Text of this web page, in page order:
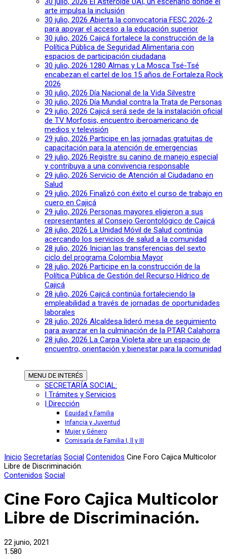
arte impulsa la inclusión
30 julio, 2026 Abierta la convocatoria FESC 2026-2
para apoyar el acceso a la educación superior
30 julio, 2026 Cajicá fortalece la construcción de la
Política Pública de Seguridad Alimentaria con
espacios de participación ciudadana
30 julio, 2026 1280 Almas y La Mosca Tsé-Tsé
encabezan el cartel de los 15 años de Fortaleza Rock
2026
30 julio, 2026 Día Nacional de la Vida Silvestre
30 julio, 2026 Día Mundial contra la Trata de Personas
29 julio, 2026 Cajicá será sede de la instalación oficial
de TV Morfosis, encuentro iberoamericano de
medios y televisión
29 julio, 2026 Participe en las jornadas gratuitas de
capacitación para la atención de emergencias
29 julio, 2026 Registre su canino de manejo especial
y contribuya a una convivencia responsable
29 julio, 2026 Servicio de Atención al Ciudadano en
Salud
29 julio, 2026 Finalizó con éxito el curso de trabajo en
cuero en Cajicá
29 julio, 2026 Personas mayores eligieron a sus
representantes al Consejo Gerontológico de Cajicá
28 julio, 2026 La Unidad Móvil de Salud continúa
acercando los servicios de salud a la comunidad
28 julio, 2026 Inician las transferencias del sexto
ciclo del programa Colombia Mayor
28 julio, 2026 Participe en la construcción de la
Política Pública de Gestión del Recurso Hídrico de
Cajicá
28 julio, 2026 Cajicá continúa fortaleciendo la
empleabilidad a través de jornadas de oportunidades
laborales
28 julio, 2026 Alcaldesa lideró mesa de seguimiento
para avanzar en la culminación de la PTAR Calahorra
28 julio, 2026 La Carpa Violeta abre un espacio de
encuentro, orientación y bienestar para la comunidad
MENU DE INTERÉS
SECRETARÍA SOCIAL:
| Trámites y Servicios
| Dirección
Equidad y Familia
Infancia y Juventud
Mujer y Género
Comisaría de Familia I, ll y III
Inicio Secretarías Social Contenidos Cine Foro Cajica Multicolor
Libre de Discriminación.
Contenidos Social
Cine Foro Cajica Multicolor
Libre de Discriminación.
22 junio, 2021
1.580